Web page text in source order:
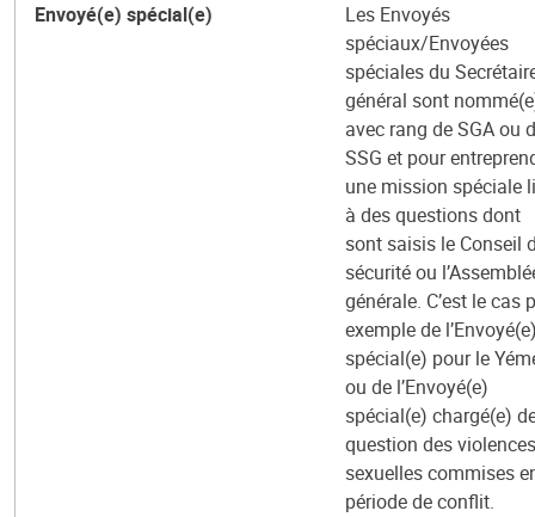
Envoyé(e) spécial(e)
Les Envoyés
spéciaux/Envoyées
spéciales du
général sont
avec rang de SGA ou
SSG et pour
une mission spéciale
à des questions dont
sont saisis le Conseil
sécurité ou
générale. C’est le cas
exemple de
spécial(e) pour le
ou de l’Envoyé(e)
spécial(e) chargé(e)
question des violences
sexuelles commises
période de conflit.